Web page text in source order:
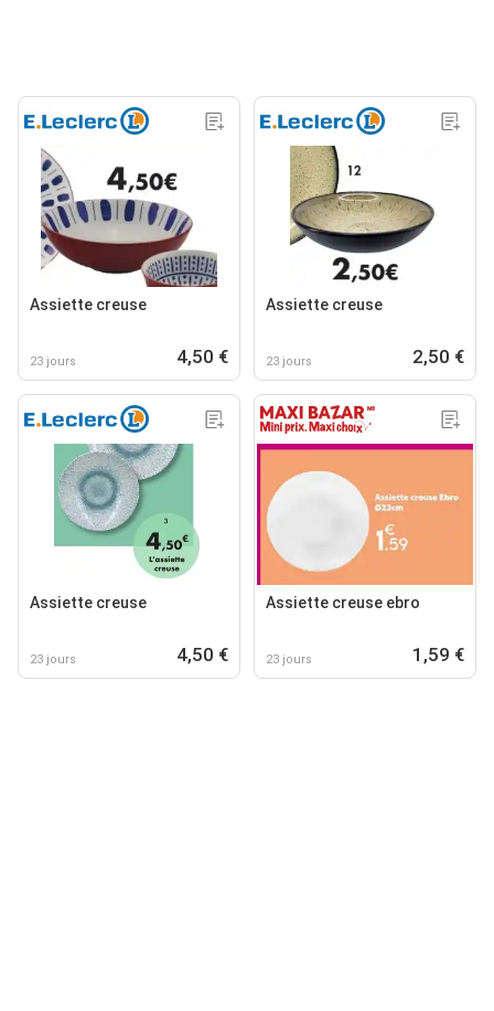
Assiette creuse
23 jours 4,50 €
Assiette creuse
23 jours 2,50 €
Assiette creuse
23 jours 4,50 €
Assiette creuse ebro
23 jours 1,59 €